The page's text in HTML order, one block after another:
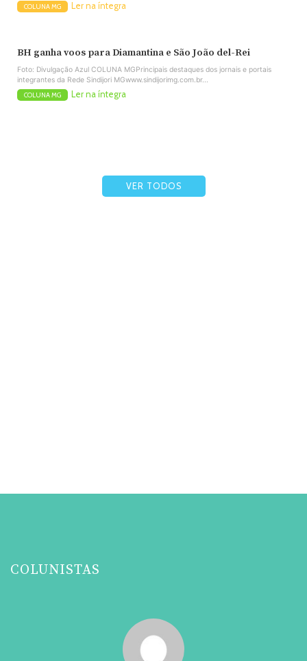
COLUNA MG Ler na íntegra
BH ganha voos para Diamantina e São João del-Rei
Foto: Divulgação Azul COLUNA MGPrincipais destaques dos jornais e portais
integrantes da Rede Sindijori MGwww.sindijorimg.com.br...
COLUNA MG Ler na íntegra
VER TODOS
COLUNISTAS